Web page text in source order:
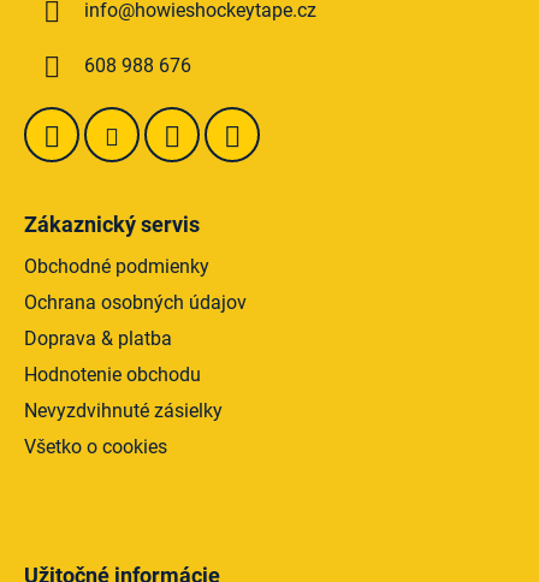
r
info@howieshockeytape.cz
608 988 676
Zákaznický servis
Obchodné podmienky
Ochrana osobných údajov
Doprava & platba
Hodnotenie obchodu
Nevyzdvihnuté zásielky
Všetko o cookies
Užitočné informácie